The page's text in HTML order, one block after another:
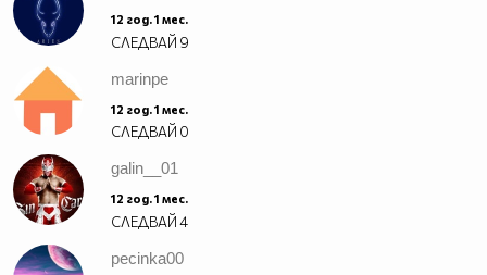
12 год. 1 мес.
СЛЕДВАЙ 9
marinpe
12 год. 1 мес.
СЛЕДВАЙ 0
galin__01
12 год. 1 мес.
СЛЕДВАЙ4
pecinka00